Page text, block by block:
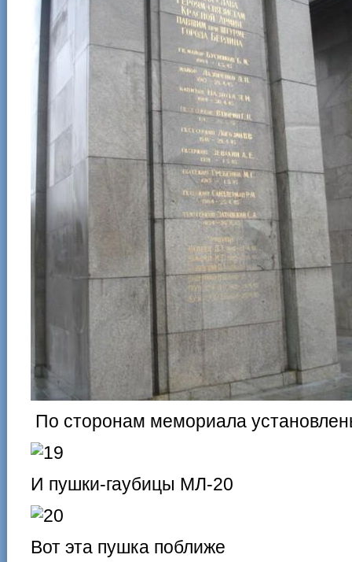
По сторонам мемориала
И пушки-гаубицы МЛ-20
Вот эта пушка поближе